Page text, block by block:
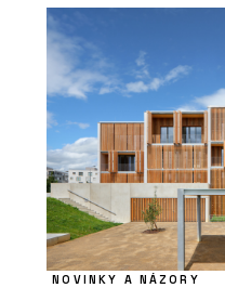
NOVINKY A NÁZORY